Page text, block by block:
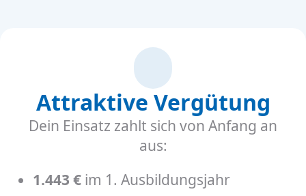
Attraktive Vergütung
Dein Einsatz zahlt sich von Anfang an
aus:
1.443 € im 1. Ausbildungsjahr